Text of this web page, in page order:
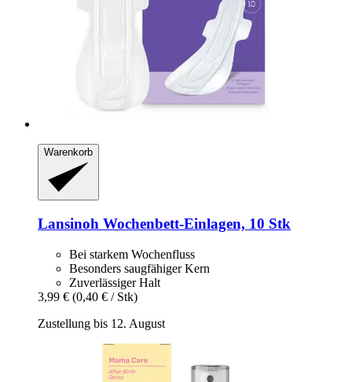
Warenkorb
Lansinoh Wochenbett-​Einlagen, 10 Stk
Bei starkem Wochenfluss
Besonders saugfähiger Kern
Zuverlässiger Halt
3,99 € (0,40 € / Stk)
Zustellung bis 12. August